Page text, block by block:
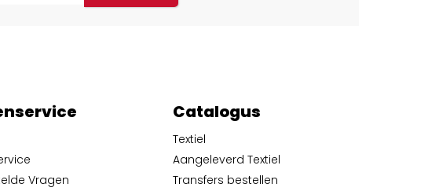
Vragen
Catalogus
Textiel
Aangeleverd Textiel
Transfers bestellen